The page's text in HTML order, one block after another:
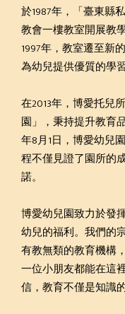
於1987年，「臺東縣
教會一樓教室開展教
1997年，教室遷至新
為幼兒提供優質的學
在2013年，博愛托兒
園」，秉持提升教育
年8月1日，博愛幼兒
程不僅見證了園所的
諾。
博愛幼兒園致力於發
幼兒的福利。我們的
有教無類的教育機構
一位小朋友都能在這
信，教育不僅是知識